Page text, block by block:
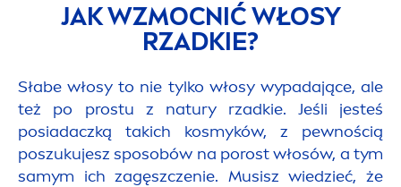
JAK WZMOCNIĆ WŁOSY
RZADKIE?
Słabe włosy to nie tylko włosy wypadające, ale
też po prostu z natury rzadkie. Jeśli jesteś
posiadaczką takich kosmyków, z pewnością
poszukujesz sposobów na porost włosów, a tym
samym ich zagęszczenie. Musisz wiedzieć, że